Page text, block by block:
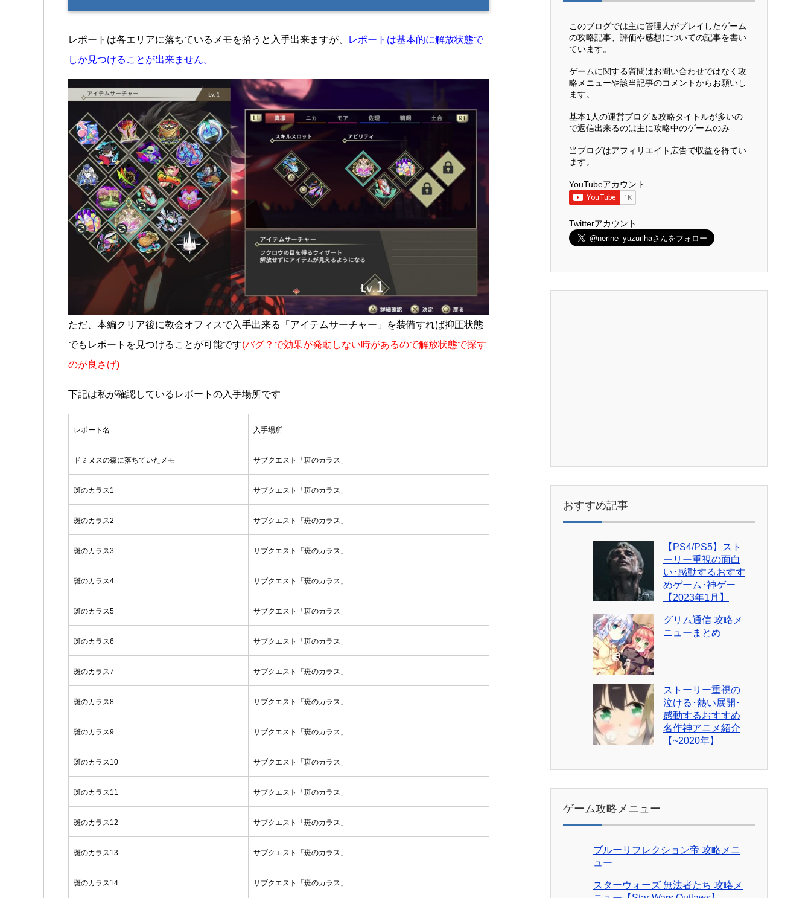
レポートは各エリアに落ちているメモを拾うと入手出来ますが、
レポートは基本的に解放状態で
しか見つけることが出来ません。
ただ、本編クリア後に教会オフィスで入手出来る「アイテムサーチャー」を装備すれば抑圧状態
でもレポートを見つけることが可能です(バグ？で効果が発動しない時があるので解放状態で探す
のが良さげ)
下記は私が確認しているレポートの入手場所です
レポート名 入手場所
ドミヌスの森に落ちていたメモ サブクエスト「斑のカラス」
斑のカラス1 サブクエスト「斑のカラス」
斑のカラス2 サブクエスト「斑のカラス」
斑のカラス3 サブクエスト「斑のカラス」
斑のカラス4 サブクエスト「斑のカラス」
斑のカラス5 サブクエスト「斑のカラス」
斑のカラス6 サブクエスト「斑のカラス」
斑のカラス7 サブクエスト「斑のカラス」
斑のカラス8 サブクエスト「斑のカラス」
斑のカラス9 サブクエスト「斑のカラス」
斑のカラス10 サブクエスト「斑のカラス」
斑のカラス11 サブクエスト「斑のカラス」
斑のカラス12 サブクエスト「斑のカラス」
斑のカラス13 サブクエスト「斑のカラス」
斑のカラス14 サブクエスト「斑のカラス」
このブログでは主に管理人がプレイしたゲーム
の攻略記事、評価や感想についての記事を書い
ています。
ゲームに関する質問はお問い合わせではなく攻
略メニューや該当記事のコメントからお願いし
ます。
基本1人の運営ブログ＆攻略タイトルが多いの
で返信出来るのは主に攻略中のゲームのみ
当ブログはアフィリエイト広告で収益を得てい
ます。
YouTubeアカウント
Twitterアカウント
おすすめ記事
【PS4/PS5】スト
ーリー重視の面白
い･感動するおすす
めゲーム･神ゲー
【2023年1月】
グリム通信 攻略メ
ニューまとめ
ストーリー重視の
泣ける･熱い展開･
感動するおすすめ
名作神アニメ紹介
【~2020年】
ゲーム攻略メニュー
ブルーリフレクション帝 攻略メニ
ュー
スターウォーズ 無法者たち 攻略メ